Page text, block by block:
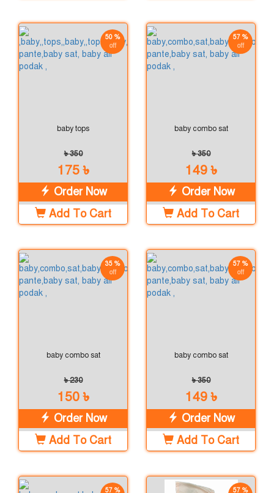
50 %
off
baby tops
৳ 350
175 ৳
Order Now
Add To Cart
57 %
off
baby combo sat
৳ 350
149 ৳
Order Now
Add To Cart
35 %
off
baby combo sat
৳ 230
150 ৳
Order Now
Add To Cart
57 %
off
baby combo sat
৳ 350
149 ৳
Order Now
Add To Cart
57 % 57 %